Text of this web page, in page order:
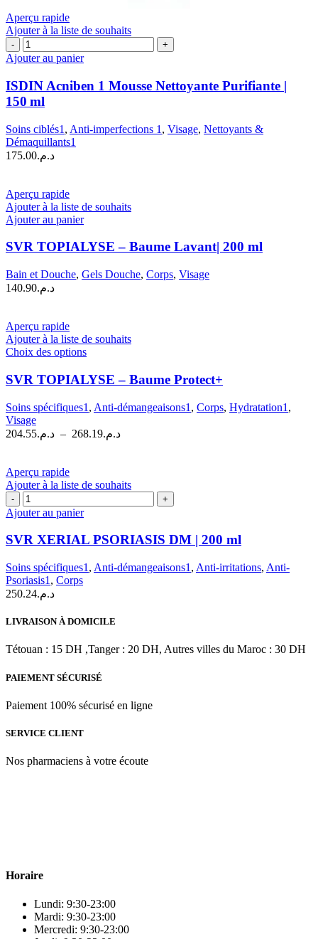
Aperçu rapide
Ajouter à la liste de souhaits
quantité
de
Acniben
1
Mousse
Purifiante
|
150 ml
Ajouter au panier
ISDIN Acniben 1 Mousse Nettoyante Purifiante |
150 ml
Soins ciblés1 , Anti-imperfections 1 , Visage, Nettoyants &
Démaquillants1
د.م.175.00
Aperçu rapide
Ajouter à la liste de souhaits
Ajouter au panier
SVR TOPIALYSE – Baume Lavant| 200 ml
Bain et Douche, Gels Douche, Corps, Visage
د.م.140.90
Aperçu rapide
Ajouter à la liste de souhaits
Choix des optionsCe
a
plusieurs
variations.
Les
options
peuvent
sur
la
page
SVR TOPIALYSE – Baume Protect+
Soins spécifiques1 , Anti-démangeaisons1 , Corps, Hydratation1 ,
Visage
د.م.204.55 – د.م.268.19
Plage
à
د.م.268.19
Aperçu rapide
Ajouter à la liste de souhaits
quantité
de
XERIAL
PSORIASIS
|
200
ml
Ajouter au panier
SVR XERIAL PSORIASIS DM | 200 ml
Soins spécifiques1 , Anti-démangeaisons1 , Anti-irritations, Anti-
Psoriasis1 , Corps
د.م.250.24
LIVRAISON À DOMICILE
Tétouan : 15 DH ,Tanger : 20 DH, Autres villes du Maroc : 30 DH
PAIEMENT SÉCURISÉ
Paiement 100% sécurisé en ligne
SERVICE CLIENT
Nos pharmaciens à votre écoute
Horaire
Lundi: 9:30-23:00
Mardi: 9:30-23:00
Mercredi: 9:30-23:00